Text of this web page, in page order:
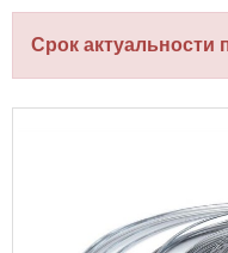
Срок актуальности